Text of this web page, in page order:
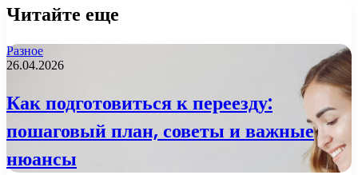
Читайте еще
Разное
26.04.2026
Как подготовиться к переезду:
пошаговый план, советы и важные
нюансы